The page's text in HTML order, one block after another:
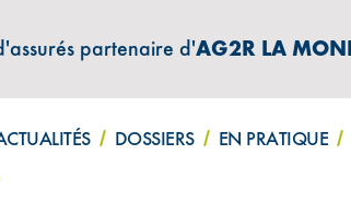
partenaire d'AG2R LA
DOSSIERS EN PRATIQUE
"AMPHITÉA INFOS"